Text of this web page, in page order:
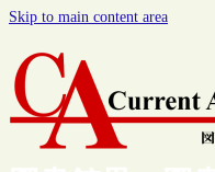
Skip to main content area